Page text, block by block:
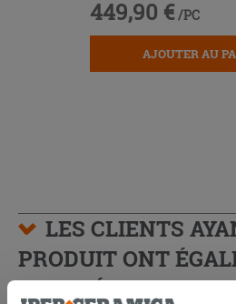
449,90 € /PC
AJOUTER AU
LES CLIENTS
PRODUIT ONT
ACHETÉ